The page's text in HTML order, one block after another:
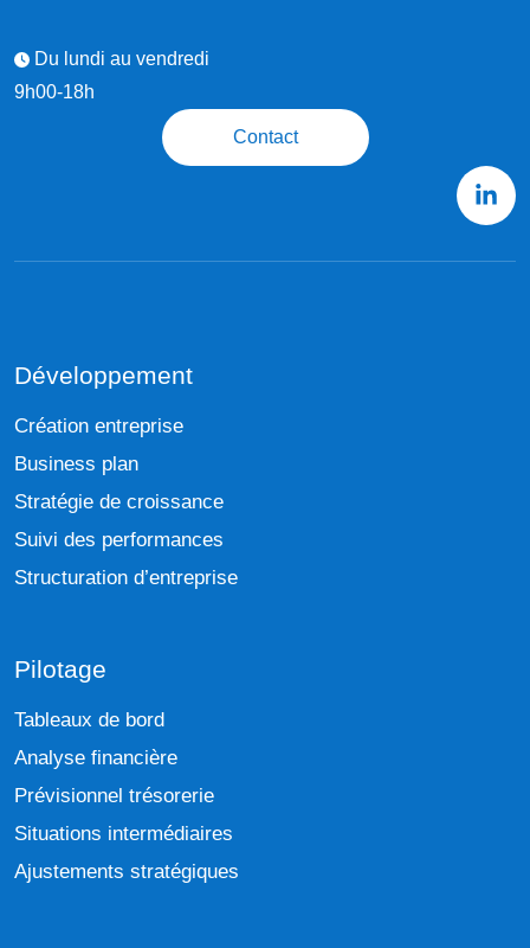
Du lundi au vendredi
9h00-18h
Contact
Développement
Création entreprise
Business plan
Stratégie de croissance
Suivi des performances
Structuration d’entreprise
Pilotage
Tableaux de bord
Analyse financière
Prévisionnel trésorerie
Situations intermédiaires
Ajustements stratégiques